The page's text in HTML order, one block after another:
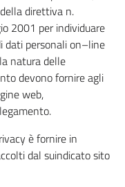
direttiva n.
2001 per individuare
dati personali on–line
natura delle
devono fornire agli
web,
è fornire in
dal suindicato sito